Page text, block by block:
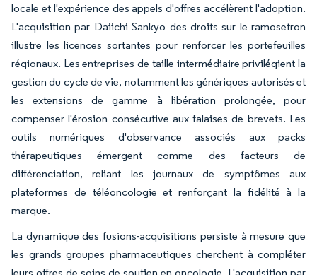
locale et l'expérience des appels d'offres accélèrent l'adoption.
L'acquisition par Daiichi Sankyo des droits sur le ramosetron
illustre les licences sortantes pour renforcer les portefeuilles
régionaux. Les entreprises de taille intermédiaire privilégient la
gestion du cycle de vie, notamment les génériques autorisés et
les extensions de gamme à libération prolongée, pour
compenser l'érosion consécutive aux falaises de brevets. Les
outils numériques d'observance associés aux packs
thérapeutiques émergent comme des facteurs de
différenciation, reliant les journaux de symptômes aux
plateformes de téléoncologie et renforçant la fidélité à la
marque.
La dynamique des fusions-acquisitions persiste à mesure que
les grands groupes pharmaceutiques cherchent à compléter